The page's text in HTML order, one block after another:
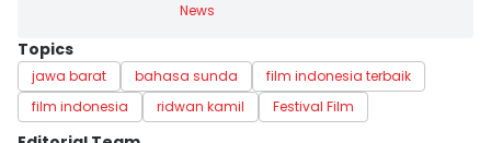
News
Topics
jawa barat bahasa sunda
film indonesia terbaik
film indonesia
ridwan kamil Festival Film